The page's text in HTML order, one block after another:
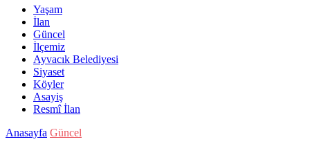
Yaşam
İlan
Güncel
İlçemiz
Ayvacık Belediyesi
Siyaset
Köyler
Asayiş
Resmî İlan
Anasayfa Güncel